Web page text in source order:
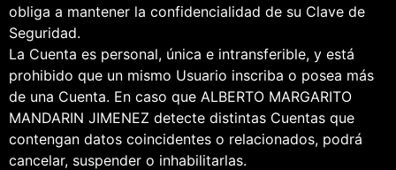
obliga a mantener la confidencialidad de su Clave de
Seguridad.
La Cuenta es personal, única e intransferible, y está
prohibido que un mismo Usuario inscriba o posea más
de una Cuenta. En caso que ALBERTO MARGARITO
MANDARIN JIMENEZ detecte distintas Cuentas que
contengan datos coincidentes o relacionados, podrá
cancelar, suspender o inhabilitarlas.